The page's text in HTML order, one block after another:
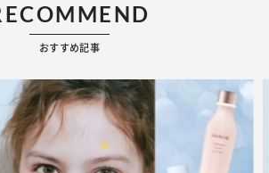
おすすめ記事